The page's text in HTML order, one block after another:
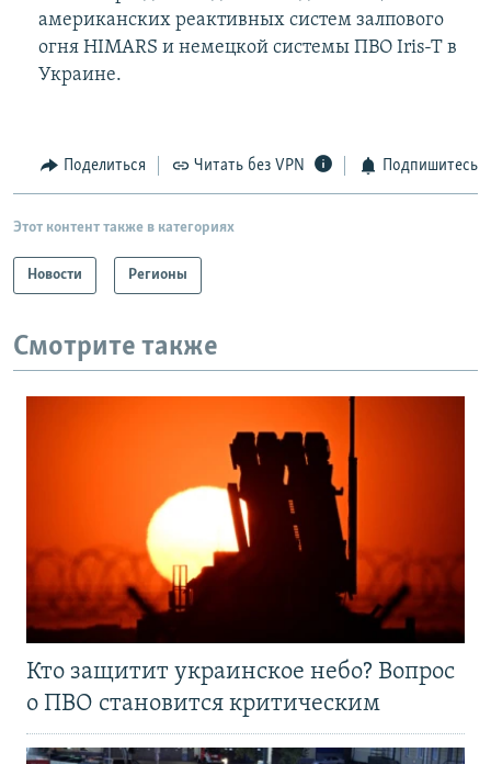
американских реактивных систем залпового
огня HIMARS и немецкой системы ПВО Iris-T в
Украине.
Поделиться Читать без VPN Подпишитесь
Этот контент также в категориях
Новости Регионы
Смотрите также
Кто защитит украинское небо? Вопрос
о ПВО становится критическим